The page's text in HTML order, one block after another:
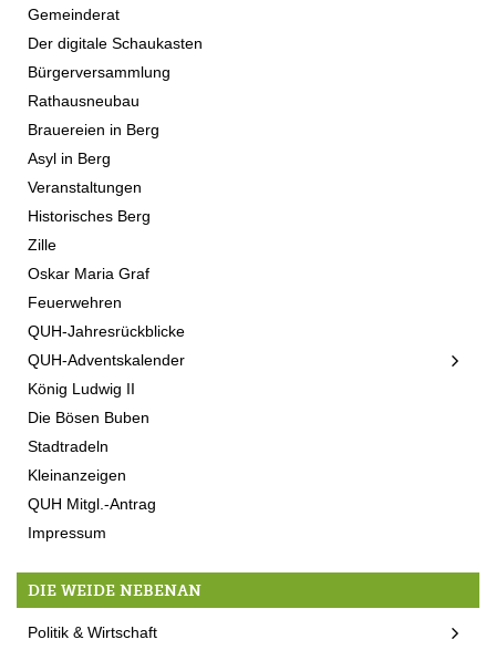
Gemeinderat
Der digitale Schaukasten
Bürgerversammlung
Rathausneubau
Brauereien in Berg
Asyl in Berg
Veranstaltungen
Historisches Berg
Zille
Oskar Maria Graf
Feuerwehren
QUH-Jahresrückblicke
QUH-Adventskalender
König Ludwig II
Die Bösen Buben
Stadtradeln
Kleinanzeigen
QUH Mitgl.-Antrag
Impressum
DIE WEIDE NEBENAN
Politik & Wirtschaft